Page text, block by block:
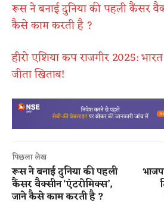
रूस ने बनाई दुनिया की पहली कैंसर
कैसे काम करती है ?
हीरो एशिया कप राजगीर 2025:
जीता खिताब!
पिछला लेख
रूस ने बनाई दुनिया की पहली
कैंसर वैक्सीन ‘एंटरोमिक्स’,
जाने कैसे काम करती है ?